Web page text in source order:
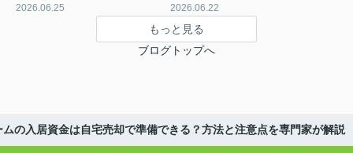
2026.06.25 2026.06.22
もっと見る
ブログトップへ
ムの入居資金は自宅売却で準備できる？方法と注意点を専門家が解説